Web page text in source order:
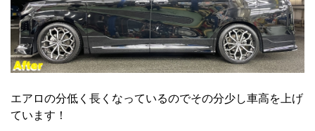
エアロの分低く長くなっているのでその分少し車高を上げ
ています！